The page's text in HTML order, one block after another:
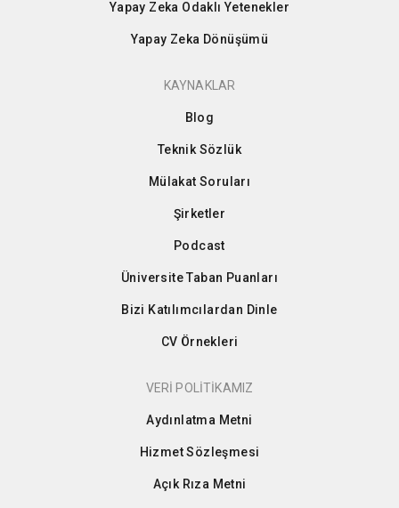
Yapay Zeka Odaklı Yetenekler
Yapay Zeka Dönüşümü
KAYNAKLAR
Blog
Teknik Sözlük
Mülakat Soruları
Şirketler
Podcast
Üniversite Taban Puanları
Bizi Katılımcılardan Dinle
CV Örnekleri
VERİ POLİTİKAMIZ
Aydınlatma Metni
Hizmet Sözleşmesi
Açık Rıza Metni